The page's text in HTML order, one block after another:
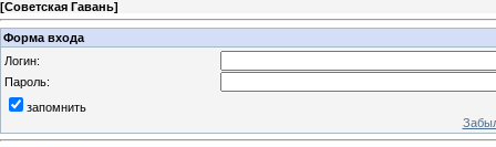
[Советская Гавань]
Форма входа
Логин:
Пароль:
запомнить